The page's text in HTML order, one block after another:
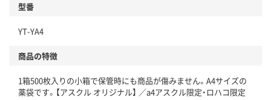
仕組
この商品の環境配慮ポイントです。下記商品詳細「
型番
YT-YA4
商品の特徴
1箱500枚入りの小箱で保管時にも商品が傷みません。A4サイズの
薬袋です。【アスクル オリジナル】 ／a4アスクル限定・ロハコ限定